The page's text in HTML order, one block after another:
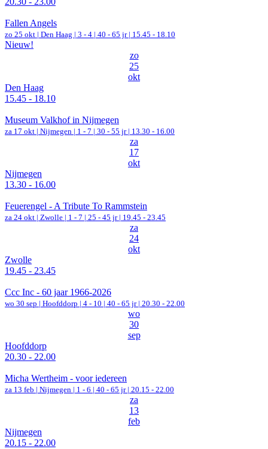
Fallen Angels
zo 25 okt | Den Haag | 3 - 4 | 40 - 65 jr | 15.45 - 18.10
Nieuw!
zo
25
okt
Den Haag
15.45 - 18.10
Museum Valkhof in Nijmegen
za 17 okt | Nijmegen | 1 - 7 | 30 - 55 jr | 13.30 - 16.00
za
17
okt
Nijmegen
13.30 - 16.00
Feuerengel - A Tribute To Rammstein
za 24 okt | Zwolle | 1 - 7 | 25 - 45 jr | 19.45 - 23.45
za
24
okt
Zwolle
19.45 - 23.45
Ccc Inc - 60 jaar 1966-2026
wo 30 sep | Hoofddorp | 4 - 10 | 40 - 65 jr | 20.30 - 22.00
wo
30
sep
Hoofddorp
20.30 - 22.00
Micha Wertheim - voor iedereen
za 13 feb | Nijmegen | 1 - 6 | 40 - 65 jr | 20.15 - 22.00
za
13
feb
Nijmegen
20.15 - 22.00